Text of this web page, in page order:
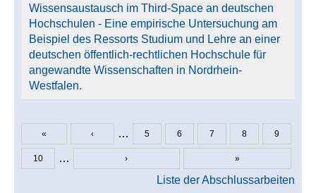
Wissensaustausch im Third-Space an deutschen
Hochschulen - Eine empirische Untersuchung am
Beispiel des Ressorts Studium und Lehre an einer
deutschen öffentlich-rechtlichen Hochschule für
angewandte Wissenschaften in Nordrhein-
Westfalen.
Seiten
« ‹ … 5 6 7 8 9
10 … › »
Liste der Abschlussarbeiten